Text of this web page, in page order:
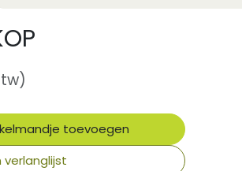
toevoegen